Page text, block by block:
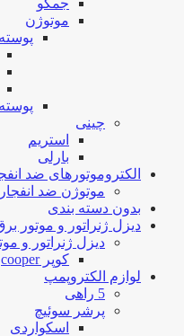
موتوژن
چینی
استریم
بارلی
الکتروموتورهای ضد
موتوژن ضد انفجار
بدون دسته بندی
دیزل ژنراتور و موتور
دیزل ژنراتور و
کوپر cooper
لوازم الکتروپمپ
5 راهی
پرشر سوئیچ
اسکواردی